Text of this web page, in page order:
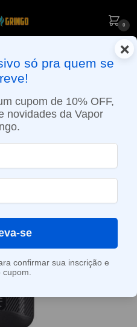
0
PAULO (SEG A SEX): PEDIDOS
VIA MOTOBOY
×
só pra quem se
cupom de 10% OFF,
novidades da Vapor
se
confirmar sua inscrição e
cupom.